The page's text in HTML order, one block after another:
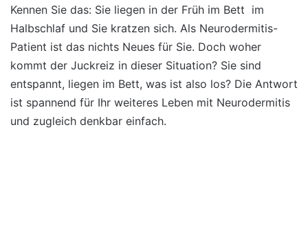
Kennen Sie das: Sie liegen in der Früh im Bett im
Halbschlaf und Sie kratzen sich. Als Neurodermitis-
Patient ist das nichts Neues für Sie. Doch woher
kommt der Juckreiz in dieser Situation? Sie sind
entspannt, liegen im Bett, was ist also los? Die Antwort
ist spannend für Ihr weiteres Leben mit Neurodermitis
und zugleich denkbar einfach.